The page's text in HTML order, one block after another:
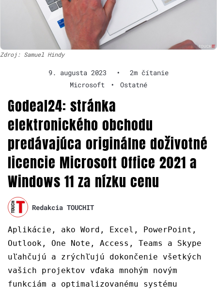
Zdroj: Samuel Hindy
9. augusta 2023 •
2m čítanie
Microsoft
• Ostatné
Godeal24: stránka
elektronického obchodu
predávajúca originálne doživotné
licencie Microsoft Office 2021 a
Windows 11 za nízku cenu
Redakcia TOUCHIT
Aplikácie, ako Word, Excel, PowerPoint,
Outlook, One Note, Access, Teams a Skype
uľahčujú a zrýchľujú dokončenie všetkých
vašich projektov vďaka mnohým novým
funkciám a optimalizovanému systému